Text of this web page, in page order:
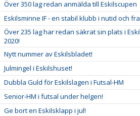
Över 350 lag redan anmälda till Eskilscupen
Eskilsminne IF - en stabil klubb i nutid och
Över 235 lag har redan säkrat sin plats i
2020!
Nytt nummer av Eskilsbladet!
Julmingel i Eskilshuset!
Dubbla Guld för Eskilslagen i Futsal-HM
Senior-HM i futsal under helgen!
Ge bort en Eskilsklapp i jul!